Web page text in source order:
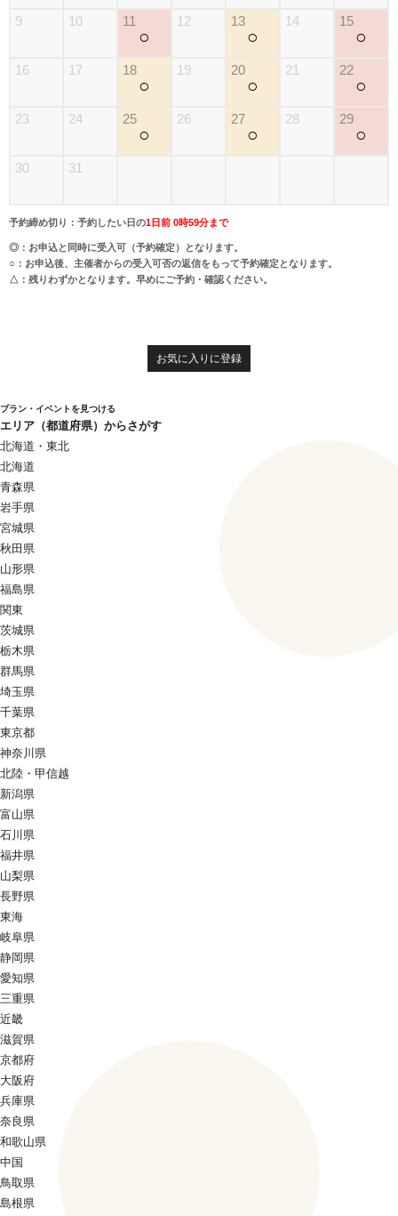
9 10 11
○
12 13
○
14 15
○
16 17 18
○
19 20
○
21 22
○
23 24 25
○
26 27
○
28 29
○
30 31
予約締め切り：予約したい日の1日前 0時59分まで
◎：お申込と同時に受入可（予約確定）となります。
○：お申込後、主催者からの受入可否の返信をもって予約確定となります。
△：残りわずかとなります。早めにご予約・確認ください。
お気に入りに登録
プラン・イベントを見つける
エリア（都道府県）からさがす
北海道・東北
北海道
青森県
岩手県
宮城県
秋田県
山形県
福島県
関東
茨城県
栃木県
群馬県
埼玉県
千葉県
東京都
神奈川県
北陸・甲信越
新潟県
富山県
石川県
福井県
山梨県
長野県
東海
岐阜県
静岡県
愛知県
三重県
近畿
滋賀県
京都府
大阪府
兵庫県
奈良県
和歌山県
中国
鳥取県
島根県